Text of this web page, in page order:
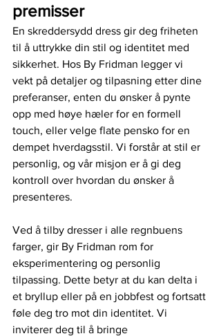
premisser
En skreddersydd dress gir deg friheten
til å uttrykke din stil og identitet med
sikkerhet. Hos By Fridman legger vi
vekt på detaljer og tilpasning etter dine
preferanser, enten du ønsker å pynte
opp med høye hæler for en formell
touch, eller velge flate pensko for en
dempet hverdagsstil. Vi forstår at stil er
personlig, og vår misjon er å gi deg
kontroll over hvordan du ønsker å
presenteres.
Ved å tilby dresser i alle regnbuens
farger, gir By Fridman rom for
eksperimentering og personlig
tilpassing. Dette betyr at du kan delta i
et bryllup eller på en jobbfest og fortsatt
føle deg tro mot din identitet. Vi
inviterer deg til å bringe